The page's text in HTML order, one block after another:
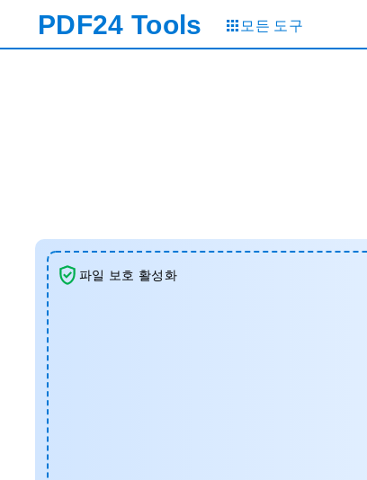
PDF24 Tools 모든 도구
파일 보호 활성화